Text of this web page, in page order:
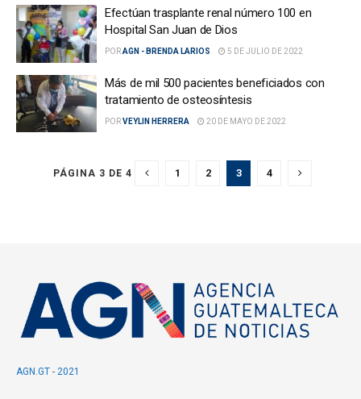
Efectúan trasplante renal número 100 en
Hospital San Juan de Dios
PORAGN - BRENDA LARIOS 5 DE JULIO DE 2022
Más de mil 500 pacientes beneficiados con
tratamiento de osteosíntesis
PORVEYLIN HERRERA 20 DE MAYO DE 2022
PÁGINA 3 DE 4 1 2 3 4
AGN.GT - 2021